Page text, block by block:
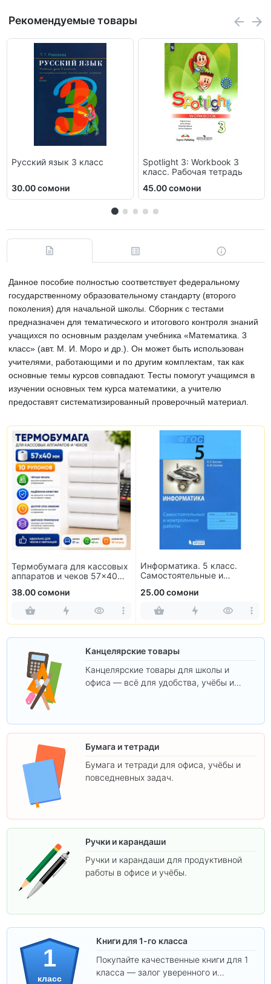
Рекомендуемые товары
Русский язык 3 класс
30.00 сомони
Spotlight 3: Workbook 3
класс. Рабочая тетрадь
45.00 сомони
Данное пособие полностью соответствует федеральному
государственному образовательному стандарту (второго
поколения) для начальной школы. Сборник с тестами
предназначен для тематического и итогового контроля знаний
учащихся по основным разделам учебника «Математика. 3
класс» (авт. М. И. Моро и др.). Он может быть использован
учителями, работающими и по другим комплектам, так как
основные темы курсов совпадают. Тесты помогут учащимся в
изучении основных тем курса математики, а учителю
предоставят систематизированный проверочный материал.
Термобумага для кассовых
аппаратов и чеков 57×40
38.00 сомони
Информатика. 5 класс.
Самостоятельные и
25.00 сомони
Канцелярские товары
Канцелярские товары для школы и
офиса — всё для удобства, учёбы и
Бумага и тетради
Бумага и тетради для офиса, учёбы и
повседневных задач.
Ручки и карандаши
Ручки и карандаши для продуктивной
работы в офисе и учёбы.
1
класс
Книги для 1-го класса
Покупайте качественные книги для 1
класса — залог уверенного и